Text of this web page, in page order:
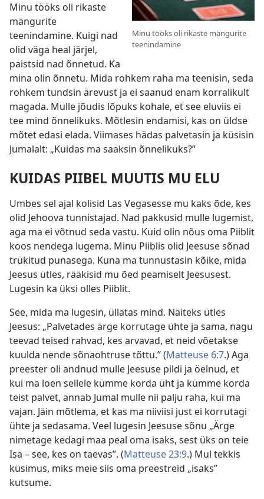
Minu tööks oli rikaste mängurite
teenindamine
Minu tööks oli rikaste
mängurite
teenindamine. Kuigi nad
olid väga heal järjel,
paistsid nad õnnetud. Ka
mina olin õnnetu. Mida rohkem raha ma teenisin, seda
rohkem tundsin ärevust ja ei saanud enam korralikult
magada. Mulle jõudis lõpuks kohale, et see eluviis ei
tee mind õnnelikuks. Mõtlesin endamisi, kas on üldse
mõtet edasi elada. Viimases hädas palvetasin ja küsisin
Jumalalt: „Kuidas ma saaksin õnnelikuks?”
KUIDAS PIIBEL MUUTIS MU ELU
Umbes sel ajal kolisid Las Vegasesse mu kaks õde, kes
olid Jehoova tunnistajad. Nad pakkusid mulle lugemist,
aga ma ei võtnud seda vastu. Kuid olin nõus oma Piiblit
koos nendega lugema. Minu Piiblis olid Jeesuse sõnad
trükitud punasega. Kuna ma tunnustasin kõike, mida
Jeesus ütles, rääkisid mu õed peamiselt Jeesusest.
Lugesin ka üksi olles Piiblit.
See, mida ma lugesin, üllatas mind. Näiteks ütles
Jeesus: „Palvetades ärge korrutage ühte ja sama, nagu
teevad teised rahvad, kes arvavad, et neid võetakse
kuulda nende sõnaohtruse tõttu.” (Matteuse 6:7.) Aga
preester oli andnud mulle Jeesuse pildi ja öelnud, et
kui ma loen sellele kümme korda üht ja kümme korda
teist palvet, annab Jumal mulle nii palju raha, kui ma
vajan. Jäin mõtlema, et kas ma niiviisi just ei korrutagi
ühte ja sedasama. Veel lugesin Jeesuse sõnu „Ärge
nimetage kedagi maa peal oma isaks, sest üks on teie
Isa – see, kes on taevas”. (Matteuse 23:9.) Mul tekkis
küsimus, miks meie siis oma preestreid „isaks”
kutsume.